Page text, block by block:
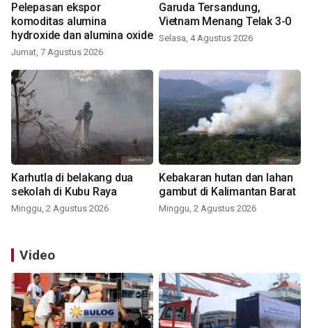
Pelepasan ekspor
komoditas alumina
hydroxide dan alumina oxide
Jumat, 7 Agustus 2026
Garuda Tersandung,
Vietnam Menang Telak 3-0
Selasa, 4 Agustus 2026
Karhutla di belakang dua
sekolah di Kubu Raya
Minggu, 2 Agustus 2026
Kebakaran hutan dan lahan
gambut di Kalimantan Barat
Minggu, 2 Agustus 2026
Video